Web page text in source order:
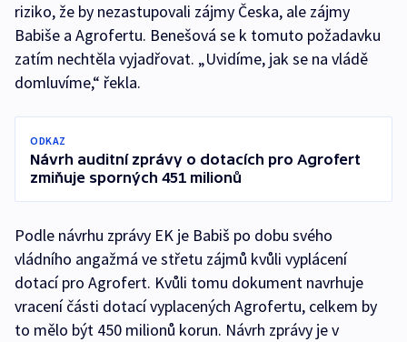
riziko, že by nezastupovali zájmy Česka, ale zájmy
Babiše a Agrofertu. Benešová se k tomuto požadavku
zatím nechtěla vyjadřovat. „Uvidíme, jak se na vládě
domluvíme,“ řekla.
ODKAZ
Návrh auditní zprávy o dotacích pro Agrofert
zmiňuje sporných 451 milionů
Podle návrhu zprávy EK je Babiš po dobu svého
vládního angažmá ve střetu zájmů kvůli vyplácení
dotací pro Agrofert. Kvůli tomu dokument navrhuje
vracení části dotací vyplacených Agrofertu, celkem by
to mělo být 450 milionů korun. Návrh zprávy je v